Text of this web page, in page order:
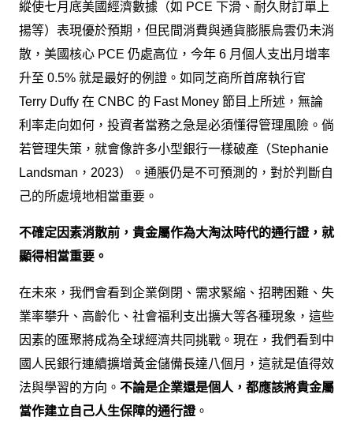
縱使七月底美國經濟數據（如 PCE 下滑、耐久財訂單上
揚等）表現優於預期，但民間消費與通貨膨脹烏雲仍未消
散，美國核心 PCE 仍處高位，今年 6 月個人支出月增率
升至 0.5% 就是最好的例證。如同芝商所首席執行官
Terry Duffy 在 CNBC 的 Fast Money 節目上所述，無論
利率走向如何，投資者當務之急是必須懂得管理風險。倘
若管理失策，就會像許多小型銀行一樣破產（Stephanie
Landsman，2023）。通脹仍是不可預測的，對於判斷自
己的所處境地相當重要。
不確定因素消散前，貴金屬作為大淘汰時代的通行證，就
顯得相當重要。
在未來，我們會看到企業倒閉、需求緊縮、招聘困難、失
業率攀升、高齡化、社會福利支出擴大等各種現象，這些
因素的匯聚將成為全球經濟共同挑戰。現在，我們看到中
國人民銀行連續擴增黃金儲備長達八個月，這就是值得效
法與學習的方向。 不論是企業還是個人，都應該將貴金屬
當作建立自己人生保障的通行證。